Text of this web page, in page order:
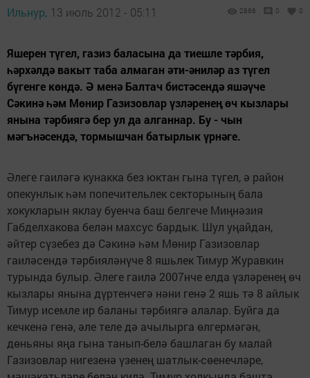
Ильнур, 13 июль 2012 - 05:11 2866 0 0
Яшерен түгел, газиз баласына да тиешле тәрбия,
һәрхәлдә вакыт таба алмаган әти-әниләр аз түгел
бүгенге көндә. Ә менә Балтач бистәсендә яшәүче
Сәкинә һәм Мөнир Газизовлар үзләренең өч кызлары
янына тәрбиягә бер ул да алганнар. Бу - чын
мәгънәсендә, тормышчан батырлык үрнәге.
Әлеге гаиләгә кунакка без юктан гына түгел, ә район
опекунлык һәм попечительлек секторының бала
хокукларын яклау буенча баш белгече Миңнәзия
Габделхакова белән махсус бардык. Шул уңайдан,
әйтер сүзебез дә Сәкинә һәм Мөнир Газизовлар
гаиләсендә тәрбияләнүче 8 яшьлек Тимур Журавкин
турында булыр. Әлеге гаилә 2007нче елда үзләренең өч
кызлары янына дүртенчегә нәни генә 2 яшь тә 8 айлык
Тимур исемле ир баланы тәрбиягә алалар. Буйга да
кечкенә генә, әле теле дә ачылырга өлгермәгән,
дөньяны яңа гына танып-белә башлаган бу малай
Газизовлар нигезенә үзенең шатлык-сөенечләре,